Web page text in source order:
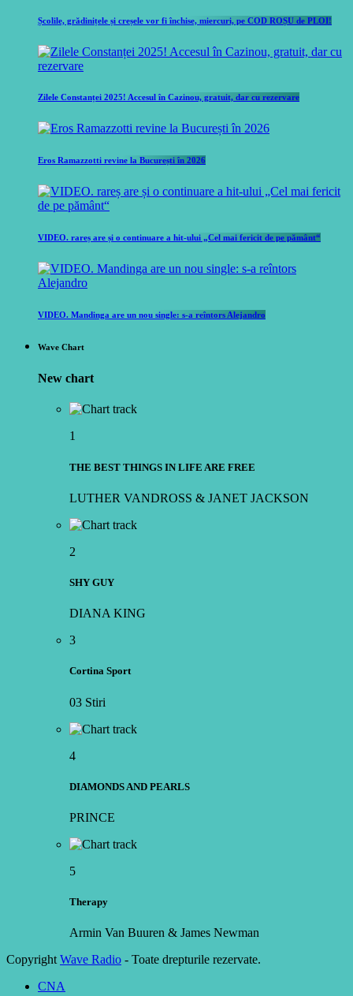
Școlile, grădinițele și creșele vor fi închise, miercuri, pe COD ROȘU de PLOI!
Zilele Constanței 2025! Accesul în Cazinou, gratuit, dar cu rezervare
Eros Ramazzotti revine la București în 2026
VIDEO. rareș are și o continuare a hit-ului „Cel mai fericit de pe pământ“
VIDEO. Mandinga are un nou single: s-a reîntors Alejandro
Wave Chart
New chart
1
THE BEST THINGS IN LIFE ARE FREE
LUTHER VANDROSS & JANET JACKSON
2
SHY GUY
DIANA KING
3
Cortina Sport
03 Stiri
4
DIAMONDS AND PEARLS
PRINCE
5
Therapy
Armin Van Buuren & James Newman
Copyright Wave Radio - Toate drepturile rezervate.
CNA